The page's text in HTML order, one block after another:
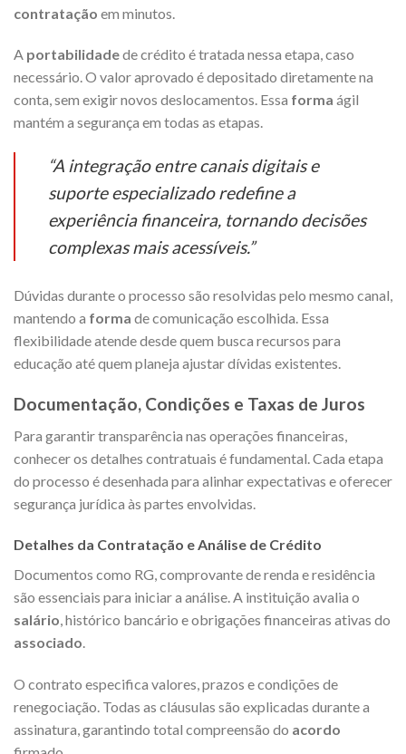
contratação em minutos.
A portabilidadede crédito é tratada nessa etapa, caso
necessário. O valor aprovado é depositado diretamente na
conta, sem exigir novos deslocamentos. Essa forma ágil
mantém a segurança em todas as etapas.
“A integração entre canais digitais e
suporte especializado redefine a
experiência financeira, tornando decisões
complexas mais acessíveis.”
Dúvidas durante o processo são resolvidas pelo mesmo canal,
mantendo a forma de comunicação escolhida. Essa
flexibilidade atende desde quem busca recursos para
educação até quem planeja ajustar dívidas existentes.
Documentação, Condições e Taxas de Juros
Para garantir transparência nas operações financeiras,
conhecer os detalhes contratuais é fundamental. Cada etapa
do processo é desenhada para alinhar expectativas e oferecer
segurança jurídica às partes envolvidas.
Detalhes da Contratação e Análise de Crédito
Documentos como RG, comprovante de renda e residência
são essenciais para iniciar a análise. A instituição avalia o
salário, histórico bancário e obrigações financeiras ativas do
associado.
O contrato especifica valores, prazos e condições de
renegociação. Todas as cláusulas são explicadas durante a
assinatura, garantindo total compreensão do acordo